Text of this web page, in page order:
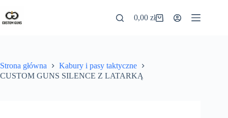
0,00zł
Strona główna
Kabury i pasy taktyczne
CUSTOM GUNS SILENCE Z LATARKĄ